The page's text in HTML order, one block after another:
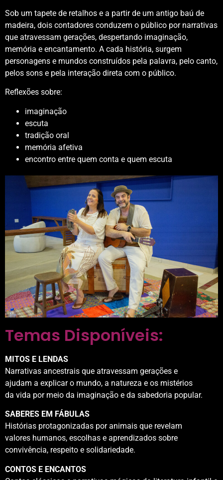
Sob um tapete de retalhos e a partir de um antigo baú de
madeira, dois contadores conduzem o público por narrativas
que atravessam gerações, despertando imaginação,
memória e encantamento. A cada história, surgem
personagens e mundos construídos pela palavra, pelo canto,
pelos sons e pela interação direta com o público.
Reflexões sobre:
imaginação
escuta
tradição oral
memória afetiva
encontro entre quem conta e quem escuta
Temas Disponíveis:
MITOS E LENDAS
Narrativas ancestrais que atravessam gerações e
ajudam a explicar o mundo, a natureza e os mistérios
da vida por meio da imaginação e da sabedoria popular.
SABERES EM FÁBULAS
Histórias protagonizadas por animais que revelam
valores humanos, escolhas e aprendizados sobre
convivência, respeito e solidariedade.
CONTOS E ENCANTOS